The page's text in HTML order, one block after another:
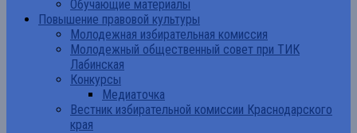
Обучающие материалы
Повышение правовой культуры
Молодежная избирательная комиссия
Молодежный общественный совет при ТИК
Лабинская
Конкурсы
Медиаточка
Вестник избирательной комиссии Краснодарского
края